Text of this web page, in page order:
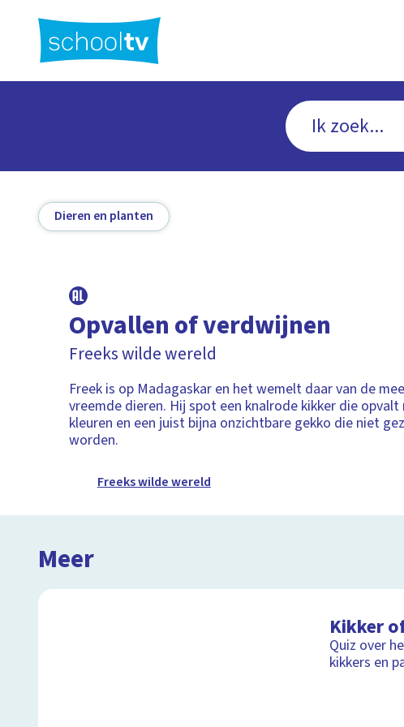
hoofdinhoud
Dieren en planten
Opvallen of verdwijnen
Freeks wilde wereld
Freek is op Madagaskar en het wemelt daar van de
vreemde dieren. Hij spot een knalrode kikker die opvalt
kleuren en een juist bijna onzichtbare gekko die niet
worden.
Freeks wilde wereld
Meer
Kikker
Quiz over
kikkers en